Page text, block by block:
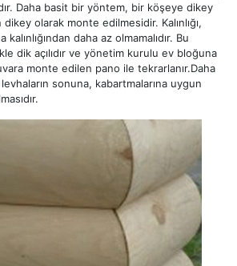
Daha basit bir yöntem, bir köşeye dikey
olarak monte edilmesidir. Kalınlığı,
daha az olmamalıdır. Bu
dik açılıdır ve yönetim kurulu ev bloğuna
monte edilen pano ile tekrarlanır.Daha
sonuna, kabartmalarına uygun